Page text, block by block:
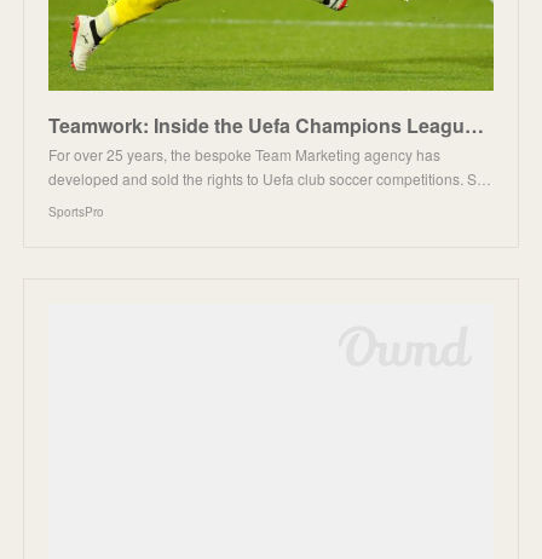
Teamwork: Inside the Uefa Champions League's rights agency - SportsPro
For over 25 years, the bespoke Team Marketing agency has
developed and sold the rights to Uefa club soccer competitions. S…
SportsPro